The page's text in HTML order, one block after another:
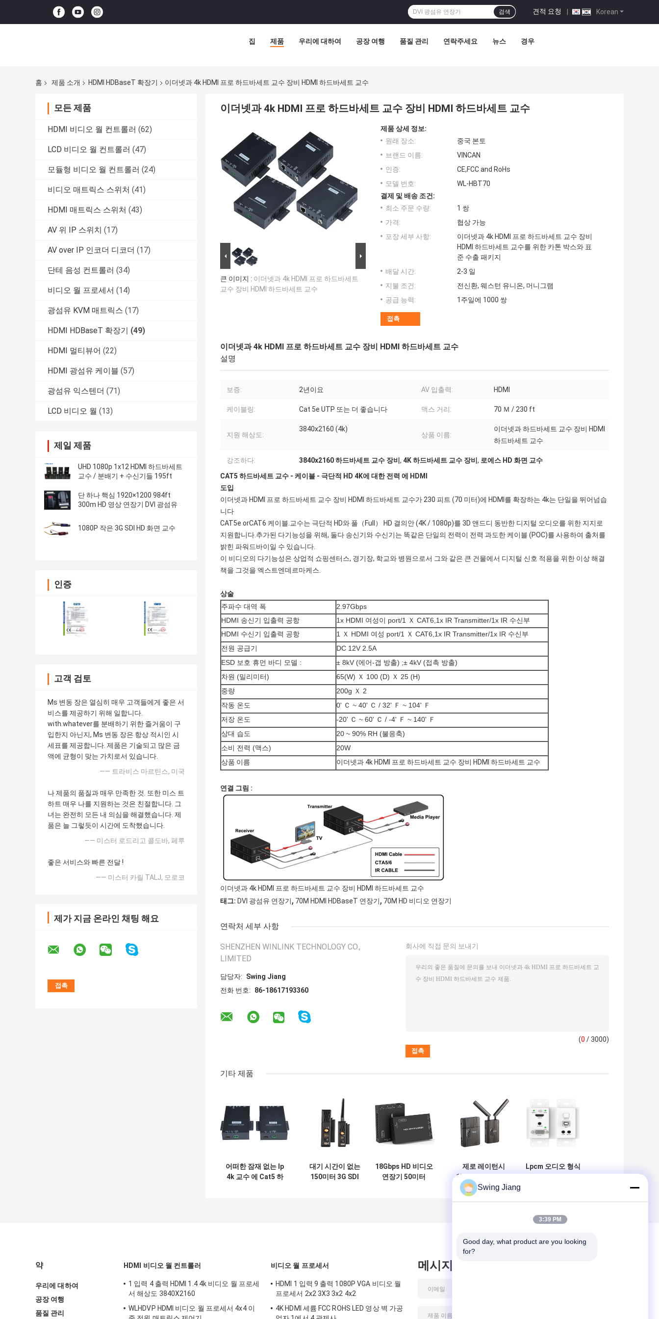
Korean
견적 요청 |
검색
집 제품 우리에 대하여 공장 여행 품질 관리 연락주세요 뉴스 경우
홈 제품 소개 HDMI HDBaseT 확장기 이더넷과 4k HDMI 프로 하드바세트 교수 장비 HDMI 하드바세트 교수
모든 제품
HDMI 비디오 월 컨트롤러 (62)
LCD 비디오 월 컨트롤러 (47)
모듈형 비디오 월 컨트롤러 (24)
비디오 매트릭스 스위처 (41)
HDMI 매트릭스 스위처 (43)
AV 위 IP 스위치 (17)
AV over IP 인코더 디코더 (17)
단테 음성 컨트롤러 (34)
비디오 월 프로세서 (14)
광섬유 KVM 매트릭스 (17)
HDMI HDBaseT 확장기 (49)
HDMI 멀티뷰어 (22)
HDMI 광섬유 케이블 (57)
광섬유 익스텐더 (71)
LCD 비디오 월 (13)
제일 제품
UHD 1080p 1x12 HDMI 하드바세트
교수 / 분배기 + 수신기들 195ft
단 하나 핵심 1920×1200 984ft
300m HD 영상 연장기 DVI 광섬유
1080P 작은 3G SDI HD 화면 교수
인증
고객 검토
Ms 변동 장은 열심히 매우 고객들에게 좋은 서
비스를 제공하기 위해 일합니다.
with.whatever를 분배하기 위한 즐거움이 구
입한지 아닌지, Ms 변동 장은 항상 적시인 시
세표를 제공합니다. 제품은 기술되고 많은 금
액에 균형이 맞는 가치로서 있습니다.
—— 트라비스 마르틴스, 미국
나 제품의 품질과 매우 만족한 것. 또한 미스 트
하트 매우 나를 지원하는 것은 친절합니다. 그
녀는 완전히 모든 내 의심을 해결했습니다. 제
품은 늘 그렇듯이 시간에 도착했습니다.
—— 미스터 로드리고 콜도바, 페루
좋은 서비스와 빠른 전달 !
—— 미스터 카릴 TALJ, 모로코
제가 지금 온라인 채팅 해요
이더넷과 4k HDMI 프로 하드바세트 교수 장비 HDMI 하드바세트 교수
큰 이미지 : 이더넷과 4k HDMI 프로 하드바세트
교수 장비 HDMI 하드바세트 교수
제품 상세 정보:
원래 장소:
중국 본토
브랜드 이름:
VINCAN
인증:
CE,FCC and RoHs
모델 번호:
WL-HBT70
결제 및 배송 조건:
최소 주문 수량:
1 쌍
가격:
협상 가능
포장 세부 사항:
이더넷과 4k HDMI 프로 하드바세트 교수 장비
HDMI 하드바세트 교수를 위한 카톤 박스와 표
준 수출 패키지
배달 시간:
2-3 일
지불 조건:
전신환, 웨스턴 유니온, 머니그램
공급 능력:
1주일에 1000 쌍
접촉
이더넷과 4k HDMI 프로 하드바세트 교수 장비 HDMI 하드바세트 교수
설명
보증: 2년이요 AV 입출력: HDMI
케이블링: Cat 5e UTP 또는 더 좋습니다 맥스 거리: 70 Ｍ / 230 ft
지원 해상도:
3840x2160 (4k)
상품 이름:
이더넷과 하드바세트 교수 장비 HDMI
하드바세트 교수
강조하다: 3840x2160 하드바세트 교수 장비 , 4K 하드바세트 교수 장비 , 로에스 HD 화면 교수
CAT5 하드바세트 교수 - 케이블 - 극단적 HD 4K에 대한 전력 에 HDMI
도입
이더넷과 HDMI 프로 하드바세트 교수 장비 HDMI 하드바세트 교수가 230 피트 (70 미터)에 HDMI를 확장하는 4k는 단일을 뛰어넘습
니다
CAT5e orCAT6 케이블.교수는 극단적 HD와 풀（Full） HD 결의안 (4K / 1080p)를 3D 앤드디 동반한 디지털 오디오를 위한 지지로
지원합니다.추가된 다기능성을 위해, 둘다 송신기와 수신기는 똑같은 단일의 전력이 전력 과도한 케이블 (POC)를 사용하여 출처를
밝힌 파워드바이일 수 있습니다.
이 비디오의 다기능성은 상업적 쇼핑센터스, 경기장, 학교와 병원으로서 그와 같은 큰 건물에서 디지털 신호 적용을 위한 이상 해결
책을 그것을 엑스트엔데르마케스.
상술
주파수 대역 폭
2.97Gbps
HDMI 송신기 입출력 공항
1x HDMI 여성이 port/1 Ｘ CAT6,1x IR Transmitter/1x IR 수신부
HDMI 수신기 입출력 공항
1 Ｘ HDMI 여성 port/1 Ｘ CAT6,1x IR Transmitter/1x IR 수신부
전원 공급기
DC 12V 2.5A
ESD 보호 휴먼 바디 모델 :
± 8kV (에어-갭 방출) ;± 4kV (접촉 방출)
차원 (밀리미터)
65(W) Ｘ 100 (D) Ｘ 25 (H)
중량
200g Ｘ 2
작동 온도
0' Ｃ ~ 40' Ｃ / 32' Ｆ ~ 104' Ｆ
저장 온도
-20' Ｃ ~ 60' Ｃ / -4' Ｆ ~ 140' Ｆ
상대 습도
20 ~ 90% RH (불응축)
소비 전력 (맥스)
20W
상품 이름
이더넷과 4k HDMI 프로 하드바세트 교수 장비 HDMI 하드바세트 교수
연결 그림 :
이더넷과 4k HDMI 프로 하드바세트 교수 장비 HDMI 하드바세트 교수
태그: DVI 광섬유 연장기, 70M HDMI HDBaseT 연장기, 70M HD 비디오 연장기
연락처 세부 사항
SHENZHEN WINLINK TECHNOLOGY CO.,
LIMITED
담당자:
Swing Jiang
전화 번호:
86-18617193360
회사에 직접 문의 보내기
(0 / 3000)
기타 제품
어떠한 잠재 없는 Ip
4k 교수 에 Cat5 하
대기 시간이 없는
150미터 3G SDI
18Gbps HD 비디오
연장기 50미터
제로 레이턴시
150m WHDI HDMI
3G SDI 무선 송신기
및 수신기
Lpcm 오디오 형식
약
우리에 대하여
공장 여행
품질 관리
HDMI 비디오 월 컨트롤러
1 입력 4 출력 HDMI 1.4 4k 비디오 월 프로세
서 해상도 3840X2160
WLHDVP HDMI 비디오 월 프로세서 4x4 이
비디오 월 프로세서
HDMI 1 입력 9 출력 1080P VGA 비디오 월
프로세서 2x2 3X3 3x2 4x2
4K HDMI 세륨 FCC ROHS LED 영상 벽 가공
메시지를 남겨주세요
Swing Jiang
3:39 PM
Good day, what product are you looking
for?